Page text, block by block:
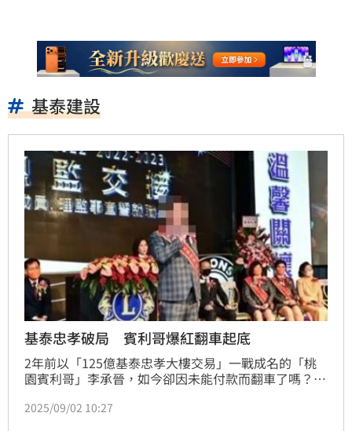
基泰建設
基泰忠孝破局 賓利哥爆紅翻車起底
2年前以「125億基泰忠孝大樓交易」一戰成名的「桃
園賓利哥」李承晉，如今卻因未能付款而翻車了嗎？基
交易正式破局，6.25億元違約金恐遭沒收，外傳，不動
2025/09/02 10:27